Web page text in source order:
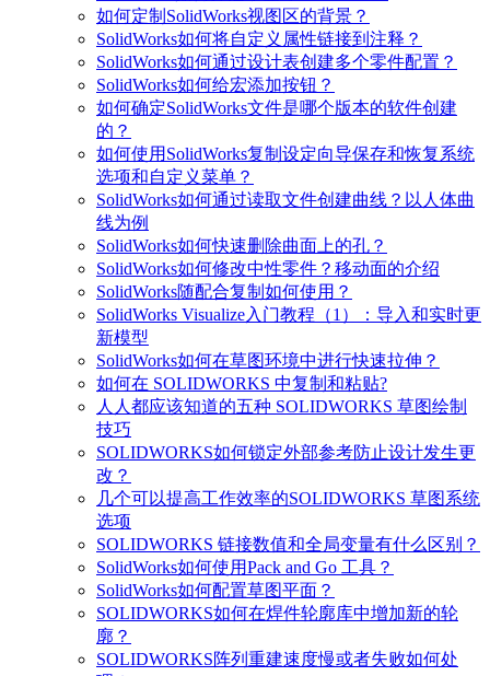
如何定制SolidWorks视图区的背景？
SolidWorks如何将自定义属性链接到注释？
SolidWorks如何通过设计表创建多个零件配置？
SolidWorks如何给宏添加按钮？
如何确定SolidWorks文件是哪个版本的软件创建
的？
如何使用SolidWorks复制设定向导保存和恢复系统
选项和自定义菜单？
SolidWorks如何通过读取文件创建曲线？以人体曲
线为例
SolidWorks如何快速删除曲面上的孔？
SolidWorks如何修改中性零件？移动面的介绍
SolidWorks随配合复制如何使用？
SolidWorks Visualize入门教程（1）：导入和实时更
新模型
SolidWorks如何在草图环境中进行快速拉伸？
如何在 SOLIDWORKS 中复制和粘贴?
人人都应该知道的五种 SOLIDWORKS 草图绘制
技巧
SOLIDWORKS如何锁定外部参考防止设计发生更
改？
几个可以提高工作效率的SOLIDWORKS 草图系统
选项
SOLIDWORKS 链接数值和全局变量有什么区别？
SolidWorks如何使用Pack and Go 工具？
SolidWorks如何配置草图平面？
SOLIDWORKS如何在焊件轮廓库中增加新的轮
廓？
SOLIDWORKS阵列重建速度慢或者失败如何处